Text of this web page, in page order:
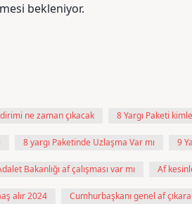
bekleniyor.
ne zaman çıkacak 8 Yargı Paketi
8 yargı Paketinde Uzlaşma Var mı 9
Bakanlığı af çalışması var mı Af
alır 2024 Cumhurbaşkanı genel af